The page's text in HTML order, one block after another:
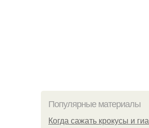
Популярные материалы
Когда сажать крокусы и